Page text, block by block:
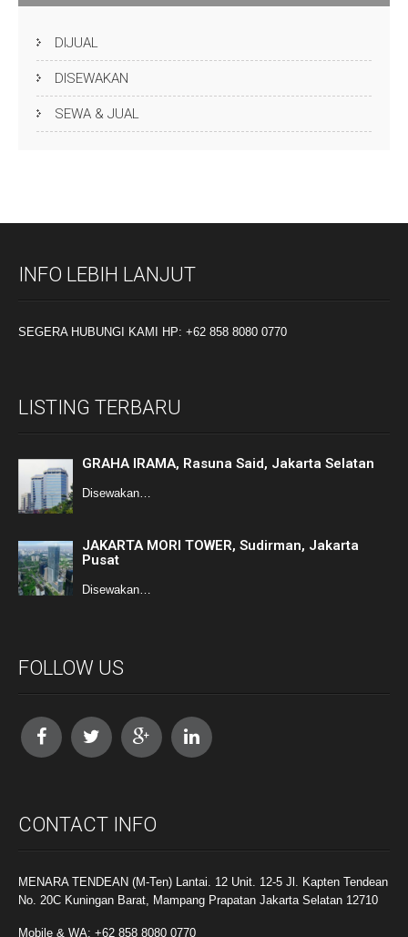
DIJUAL
DISEWAKAN
SEWA & JUAL
INFO LEBIH LANJUT
SEGERA HUBUNGI KAMI HP: +62 858 8080 0770
LISTING TERBARU
GRAHA IRAMA, Rasuna Said, Jakarta Selatan
Disewakan…
JAKARTA MORI TOWER, Sudirman, Jakarta
Pusat
Disewakan…
FOLLOW US
CONTACT INFO
MENARA TENDEAN (M-Ten) Lantai. 12 Unit. 12-5 Jl. Kapten Tendean
No. 20C Kuningan Barat, Mampang Prapatan Jakarta Selatan 12710
Mobile & WA: +62 858 8080 0770